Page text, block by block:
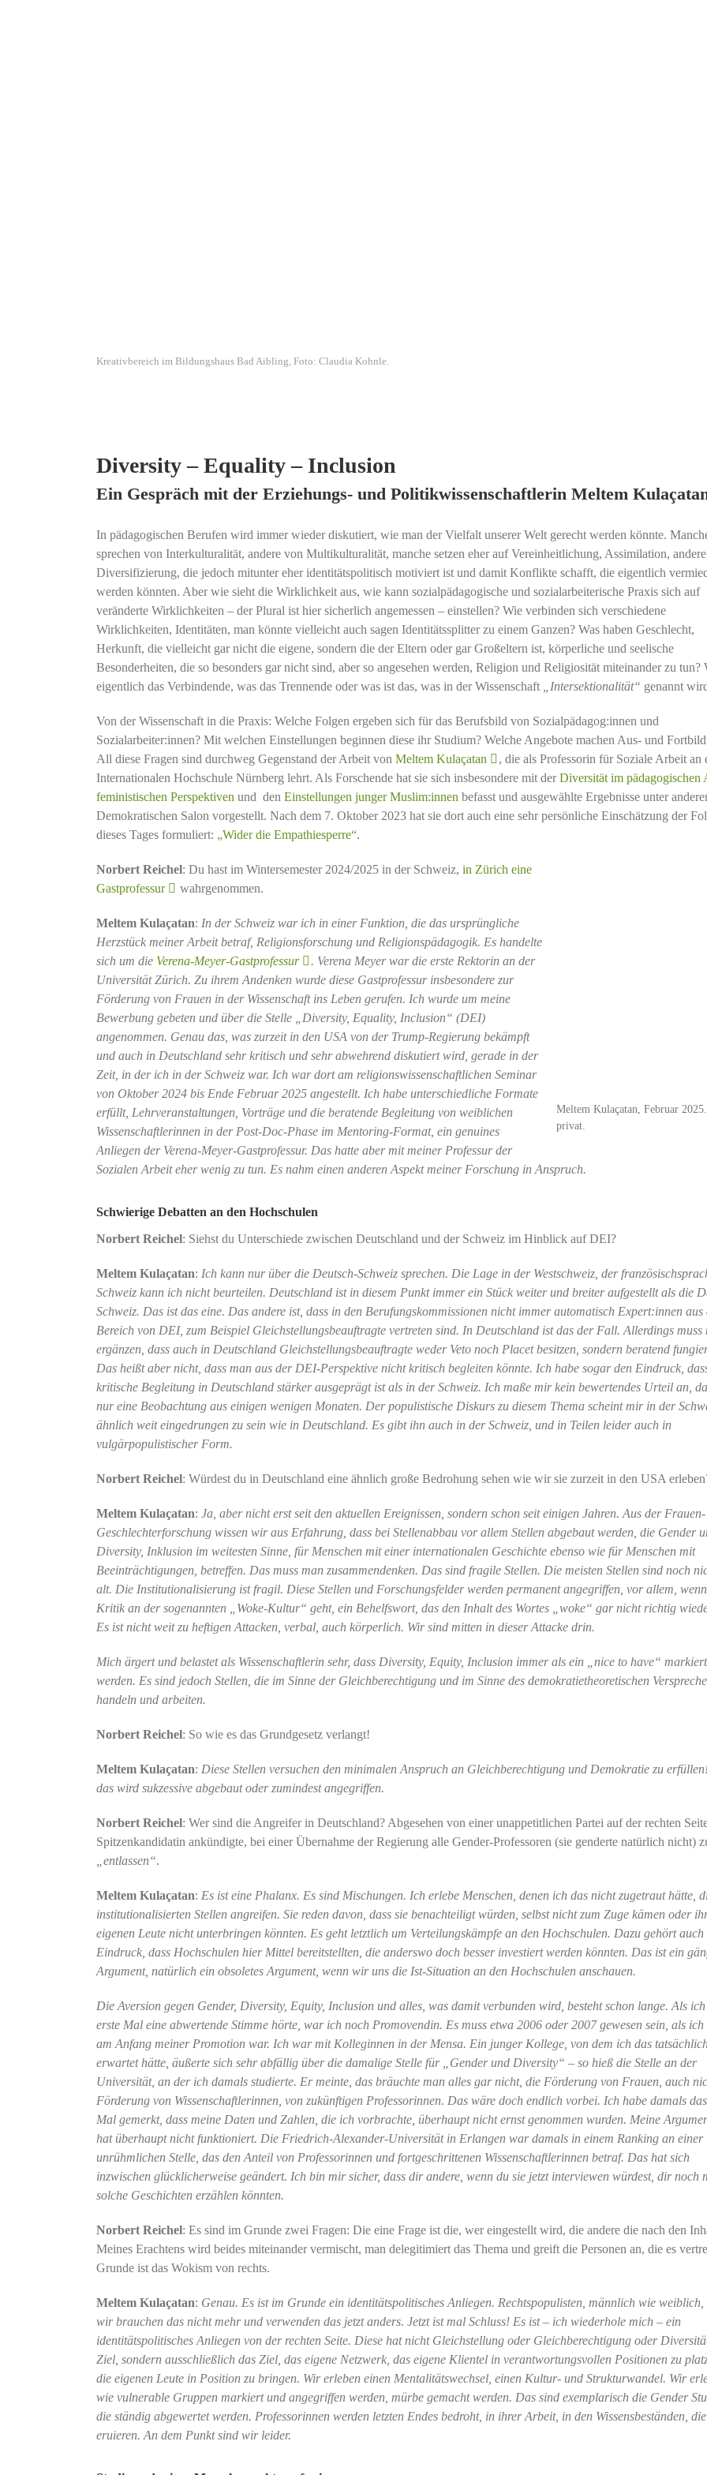
Kreativbereich im Bildungshaus Bad Aibling, Foto: Claudia Kohnle.
Diversity – Equality – Inclusion
Ein Gespräch mit der Erziehungs- und Politikwissenschaftlerin Meltem
In pädagogischen Berufen wird immer wieder diskutiert, wie man der Vielfalt unserer Welt gerecht werden könnte.
sprechen von Interkulturalität, andere von Multikulturalität, manche setzen eher auf Vereinheitlichung, Assimilation,
Diversifizierung, die jedoch mitunter eher identitätspolitisch motiviert ist und damit Konflikte schafft, die eigentlich
werden könnten. Aber wie sieht die Wirklichkeit aus, wie kann sozialpädagogische und sozialarbeiterische Praxis sich auf
veränderte Wirklichkeiten – der Plural ist hier sicherlich angemessen – einstellen? Wie verbinden sich verschiedene
Wirklichkeiten, Identitäten, man könnte vielleicht auch sagen Identitätssplitter zu einem Ganzen? Was haben Geschlecht,
Herkunft, die vielleicht gar nicht die eigene, sondern die der Eltern oder gar Großeltern ist, körperliche und seelische
Besonderheiten, die so besonders gar nicht sind, aber so angesehen werden, Religion und Religiosität miteinander zu tun?
eigentlich das Verbindende, was das Trennende oder was ist das, was in der Wissenschaft
„Intersektionalität“ genannt
Von der Wissenschaft in die Praxis: Welche Folgen ergeben sich für das Berufsbild von Sozialpädagog:innen und
Sozialarbeiter:innen? Mit welchen Einstellungen beginnen diese ihr Studium? Welche Angebote machen Aus- und
All diese Fragen sind durchweg Gegenstand der Arbeit von Meltem Kulaçatan
, die als Professorin für Soziale Arbeit an
Internationalen Hochschule Nürnberg lehrt. Als Forschende hat sie sich insbesondere mit derDiversität im pädagogischen
feministischen Perspektiven und den Einstellungen junger Muslim:innen befasst und ausgewählte Ergebnisse unter
Demokratischen Salon vorgestellt. Nach dem 7. Oktober 2023 hat sie dort auch eine sehr persönliche Einschätzung der
dieses Tages formuliert: „Wider die Empathiesperre“.
Meltem Kulaçatan, Februar
privat.
Norbert Reichel: Du hast im Wintersemester 2024/2025 in der Schweiz, in Zürich eine
Gastprofessur
wahrgenommen.
Meltem Kulaçatan: In der Schweiz war ich in einer Funktion, die das ursprüngliche
Herzstück meiner Arbeit betraf, Religionsforschung und Religionspädagogik. Es handelte
sich um die Verena-Meyer-Gastprofessur
. Verena Meyer war die erste Rektorin an der
Universität Zürich. Zu ihrem Andenken wurde diese Gastprofessur insbesondere zur
Förderung von Frauen in der Wissenschaft ins Leben gerufen. Ich wurde um meine
Bewerbung gebeten und über die Stelle „Diversity, Equality, Inclusion“ (DEI)
angenommen. Genau das, was zurzeit in den USA von der Trump-Regierung bekämpft
und auch in Deutschland sehr kritisch und sehr abwehrend diskutiert wird, gerade in der
Zeit, in der ich in der Schweiz war. Ich war dort am religionswissenschaftlichen Seminar
von Oktober 2024 bis Ende Februar 2025 angestellt. Ich habe unterschiedliche Formate
erfüllt, Lehrveranstaltungen, Vorträge und die beratende Begleitung von weiblichen
Wissenschaftlerinnen in der Post-Doc-Phase im Mentoring-Format, ein genuines
Anliegen der Verena-Meyer-Gastprofessur. Das hatte aber mit meiner Professur der
Sozialen Arbeit eher wenig zu tun. Es nahm einen anderen Aspekt meiner Forschung in Anspruch.
Schwierige Debatten an den Hochschulen
Norbert Reichel: Siehst du Unterschiede zwischen Deutschland und der Schweiz im Hinblick auf DEI?
Meltem Kulaçatan: Ich kann nur über die Deutsch-Schweiz sprechen. Die Lage in der Westschweiz, der
Schweiz kann ich nicht beurteilen. Deutschland ist in diesem Punkt immer ein Stück weiter und breiter aufgestellt als die
Schweiz. Das ist das eine. Das andere ist, dass in den Berufungskommissionen nicht immer automatisch Expert:innen aus
Bereich von DEI, zum Beispiel Gleichstellungsbeauftragte vertreten sind. In Deutschland ist das der Fall. Allerdings muss
ergänzen, dass auch in Deutschland Gleichstellungsbeauftragte weder Veto noch Placet besitzen, sondern beratend
Das heißt aber nicht, dass man aus der DEI-Perspektive nicht kritisch begleiten könnte. Ich habe sogar den Eindruck,
kritische Begleitung in Deutschland stärker ausgeprägt ist als in der Schweiz. Ich maße mir kein bewertendes Urteil an,
nur eine Beobachtung aus einigen wenigen Monaten. Der populistische Diskurs zu diesem Thema scheint mir in der
ähnlich weit eingedrungen zu sein wie in Deutschland. Es gibt ihn auch in der Schweiz, und in Teilen leider auch in
vulgärpopulistischer Form.
Norbert Reichel: Würdest du in Deutschland eine ähnlich große Bedrohung sehen wie wir sie zurzeit in den USA
Meltem Kulaçatan: Ja, aber nicht erst seit den aktuellen Ereignissen, sondern schon seit einigen Jahren. Aus der
Geschlechterforschung wissen wir aus Erfahrung, dass bei Stellenabbau vor allem Stellen abgebaut werden, die Gender
Diversity, Inklusion im weitesten Sinne, für Menschen mit einer internationalen Geschichte ebenso wie für Menschen mit
Beeinträchtigungen, betreffen. Das muss man zusammendenken. Das sind fragile Stellen. Die meisten Stellen sind noch
alt. Die Institutionalisierung ist fragil. Diese Stellen und Forschungsfelder werden permanent angegriffen, vor allem,
Kritik an der sogenannten „Woke-Kultur“ geht, ein Behelfswort, das den Inhalt des Wortes „woke“ gar nicht richtig
Es ist nicht weit zu heftigen Attacken, verbal, auch körperlich. Wir sind mitten in dieser Attacke drin.
Mich ärgert und belastet als Wissenschaftlerin sehr, dass Diversity, Equity, Inclusion immer als ein „nice to have“ markiert
werden. Es sind jedoch Stellen, die im Sinne der Gleichberechtigung und im Sinne des demokratietheoretischen
handeln und arbeiten.
Norbert Reichel: So wie es das Grundgesetz verlangt!
Meltem Kulaçatan: Diese Stellen versuchen den minimalen Anspruch an Gleichberechtigung und Demokratie zu
das wird sukzessive abgebaut oder zumindest angegriffen.
Norbert Reichel: Wer sind die Angreifer in Deutschland? Abgesehen von einer unappetitlichen Partei auf der rechten
Spitzenkandidatin ankündigte, bei einer Übernahme der Regierung alle Gender-Professoren (sie genderte natürlich nicht)
„entlassen“.
Meltem Kulaçatan: Es ist eine Phalanx. Es sind Mischungen. Ich erlebe Menschen, denen ich das nicht zugetraut hätte,
institutionalisierten Stellen angreifen. Sie reden davon, dass sie benachteiligt würden, selbst nicht zum Zuge kämen oder
eigenen Leute nicht unterbringen könnten. Es geht letztlich um Verteilungskämpfe an den Hochschulen. Dazu gehört auch
Eindruck, dass Hochschulen hier Mittel bereitstellten, die anderswo doch besser investiert werden könnten. Das ist ein
Argument, natürlich ein obsoletes Argument, wenn wir uns die Ist-Situation an den Hochschulen anschauen.
Die Aversion gegen Gender, Diversity, Equity, Inclusion und alles, was damit verbunden wird, besteht schon lange. Als
erste Mal eine abwertende Stimme hörte, war ich noch Promovendin. Es muss etwa 2006 oder 2007 gewesen sein, als ich
am Anfang meiner Promotion war. Ich war mit Kolleginnen in der Mensa. Ein junger Kollege, von dem ich das
erwartet hätte, äußerte sich sehr abfällig über die damalige Stelle für „Gender und Diversity“ – so hieß die Stelle an der
Universität, an der ich damals studierte. Er meinte, das bräuchte man alles gar nicht, die Förderung von Frauen, auch
Förderung von Wissenschaftlerinnen, von zukünftigen Professorinnen. Das wäre doch endlich vorbei. Ich habe damals
Mal gemerkt, dass meine Daten und Zahlen, die ich vorbrachte, überhaupt nicht ernst genommen wurden. Meine
hat überhaupt nicht funktioniert. Die Friedrich-Alexander-Universität in Erlangen war damals in einem Ranking an einer
unrühmlichen Stelle, das den Anteil von Professorinnen und fortgeschrittenen Wissenschaftlerinnen betraf. Das hat sich
inzwischen glücklicherweise geändert. Ich bin mir sicher, dass dir andere, wenn du sie jetzt interviewen würdest, dir noch
solche Geschichten erzählen könnten.
Norbert Reichel: Es sind im Grunde zwei Fragen: Die eine Frage ist die, wer eingestellt wird, die andere die nach den
Meines Erachtens wird beides miteinander vermischt, man delegitimiert das Thema und greift die Personen an, die es
Grunde ist das Wokism von rechts.
Meltem Kulaçatan: Genau. Es ist im Grunde ein identitätspolitisches Anliegen. Rechtspopulisten, männlich wie weiblich,
wir brauchen das nicht mehr und verwenden das jetzt anders. Jetzt ist mal Schluss! Es ist – ich wiederhole mich – ein
identitätspolitisches Anliegen von der rechten Seite. Diese hat nicht Gleichstellung oder Gleichberechtigung oder
Ziel, sondern ausschließlich das Ziel, das eigene Netzwerk, das eigene Klientel in verantwortungsvollen Positionen zu
die eigenen Leute in Position zu bringen. Wir erleben einen Mentalitätswechsel, einen Kultur- und Strukturwandel. Wir
wie vulnerable Gruppen markiert und angegriffen werden, mürbe gemacht werden. Das sind exemplarisch die Gender
die ständig abgewertet werden. Professorinnen werden letzten Endes bedroht, in ihrer Arbeit, in den Wissensbeständen,
eruieren. An dem Punkt sind wir leider.